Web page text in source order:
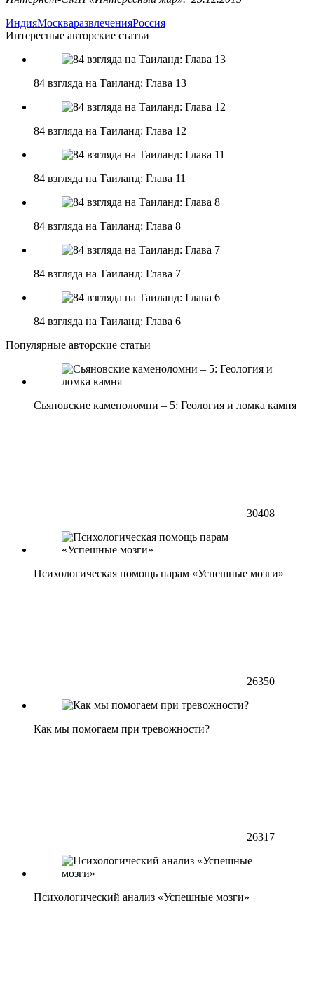
ИндияМоскваразвлеченияРоссия
Интересные авторские статьи
84 взгляда на Таиланд: Глава 13
84 взгляда на Таиланд: Глава 12
84 взгляда на Таиланд: Глава 11
84 взгляда на Таиланд: Глава 8
84 взгляда на Таиланд: Глава 7
84 взгляда на Таиланд: Глава 6
Популярные авторские статьи
Сьяновские каменоломни – 5: Геология и ломка камня
30408
Психологическая помощь парам «Успешные мозги»
26350
Как мы помогаем при тревожности?
26317
Психологический анализ «Успешные мозги»